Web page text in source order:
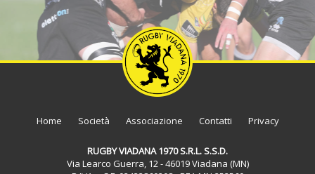
Home Società Associazione Contatti Privacy
RUGBY VIADANA 1970 S.R.L. S.S.D.
Via Learco Guerra, 12 - 46019 Viadana (MN)